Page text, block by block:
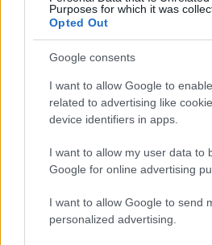
Purposes for which it was
Opted Out
Google consents
I want to allow Google to
related to advertising like
device identifiers in apps.
I want to allow my user data to
Google for online advertising
I want to allow Google to send
personalized advertising.
NECROLOGIE